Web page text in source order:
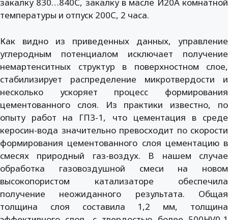
закалку 830…840С, закалку в масле И20А комнатной
температуры и отпуск 200С, 2 часа.
Как видно из приведенных данных, управление
углеродным потенциалом исключает получение
немартенситных структур в поверхностном слое,
стабилизирует распределение микротвердости и
несколько ускоряет процесс формирования
цементованного слоя. Из практики известно, по
опыту работ на ГПЗ-1, что цементация в среде
керосин-вода значительно превосходит по скорости
формирования цементованного слоя цементацию в
смесях природный газ-воздух. В нашем случае
обработка газовоздушной смеси на новом
высокопористом катализаторе обеспечила
получение неожиданного результата. Общая
толщина слоя составила 1,2 мм, толщина